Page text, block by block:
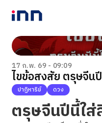
NEWS
ENTERTAINMENT
LIFESTYLE
HOROSCOPE
LOTTERY
VIDEO
17 ก.พ. 69 - 09:09
ไขข้อสงสัย ตรุษจีน
ปาฏิหาริย์ ดวง
ตรุษจีนปีนี้ใส่